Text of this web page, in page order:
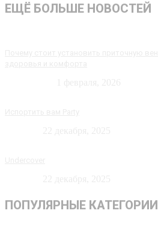
ЕЩЁ БОЛЬШЕ НОВОСТЕЙ
ПОПУЛЯРНЫЕ КАТЕГОРИИ